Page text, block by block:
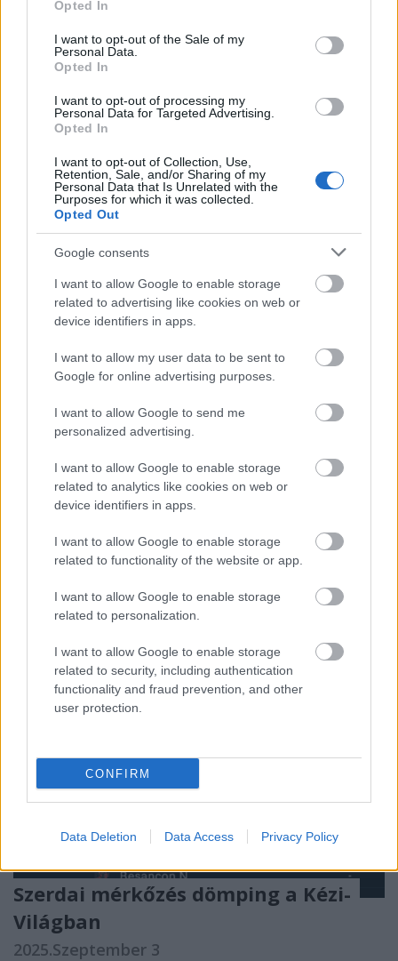
use your data for below specified purposes in below Google
consent section.
Opted In
I want to opt-out of the Sale of my
Personal Data.
Opted In
I want to opt-out of processing my
Personal Data for Targeted Advertising.
Opted In
I want to opt-out of Collection, Use,
Retention, Sale, and/or Sharing of my
Personal Data that Is Unrelated with the
Purposes for which it was collected.
Opted Out
Google consents
I want to allow Google to enable storage
related to advertising like cookies on web or
device identifiers in apps.
I want to allow my user data to be sent to
Google for online advertising purposes.
I want to allow Google to send me
personalized advertising.
I want to allow Google to enable storage
related to analytics like cookies on web or
device identifiers in apps.
I want to allow Google to enable storage
related to functionality of the website or app.
I want to allow Google to enable storage
related to personalization.
I want to allow Google to enable storage
related to security, including authentication
functionality and fraud prevention, and other
user protection.
CONFIRM
Data Deletion Data Access Privacy Policy
mutatkozott be a válogatottban, és az elmúlt…
A Bundesliga (Férfi) 1 Forduló -
Statisztikája
2025/26
fő 2. Átlagos nézőszám Átlag = össznézőszám /
mérkőzések száma = 44.369 / 9 ≈ 4.930 ✅ Átlagos
nézőszám: ≈ 4.930 fő/mérkőzés 3. Nézőcsúcs A
nézőszám A legkisebb nézőszám: GWD Minden –
1.746…
Szerdai mérkőzés dömping a Kézi-
Világban
2025.Szeptember 3